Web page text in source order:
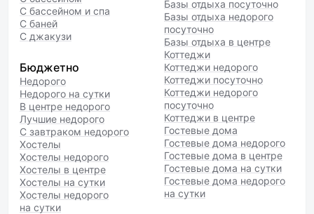
С бассейном и спа
С баней
С джакузи
Бюджетно
Недорого
Недорого на сутки
В центре недорого
Лучшие недорого
С завтраком недорого
Хостелы
Хостелы недорого
Хостелы в центре
Хостелы на сутки
Хостелы недорого
на сутки
Базы отдыха посуточно
Базы отдыха недорого
посуточно
Базы отдыха в центре
Коттеджи
Коттеджи недорого
Коттеджи посуточно
Коттеджи недорого
посуточно
Коттеджи в центре
Гостевые дома
Гостевые дома недорого
Гостевые дома в центре
Гостевые дома на сутки
Гостевые дома недорого
на сутки